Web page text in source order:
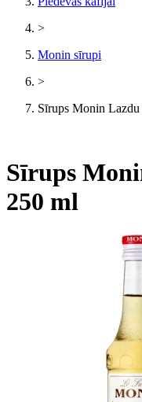
>
Monin sīrupi
>
Sīrups Monin
Sīrups
250 ml